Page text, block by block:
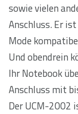
sowie vielen
Anschluss. Er
Mode
Und obendrein
Ihr Notebook
Anschluss mit
Der UCM-2002